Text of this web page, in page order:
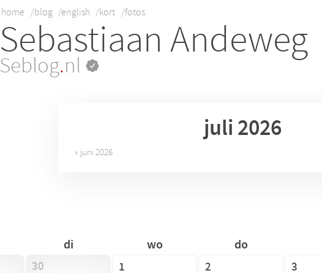
home /blog /english /kort /fotos
Sebastiaan Andeweg
Seblog.nl
juli 2026
« juni 2026
di wo do
30 1 2 3